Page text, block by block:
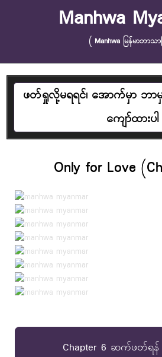
Manhwa
( Manhwa မြန်မာဘာသာ
ဖတ်ရှုလို့မရရင်၊ အောက်မှာ ဘာမှ
ကျော်ထားပါ
Only for Love
Chapter 6 ဆက်ဖတ်ရန်